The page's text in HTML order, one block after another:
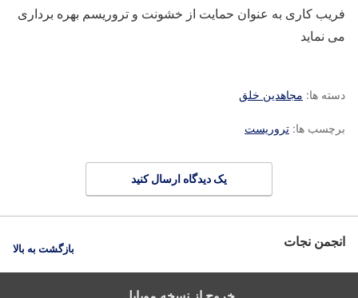
فریب کاری به عنوان حمایت از خشونت و تروریسم بهره برداری
می نماید
دسته ها: مجاهدین خلق
برچسب ها: تروریست
یک دیدگاه ارسال کنید
انجمن نجات بازگشت به بالا